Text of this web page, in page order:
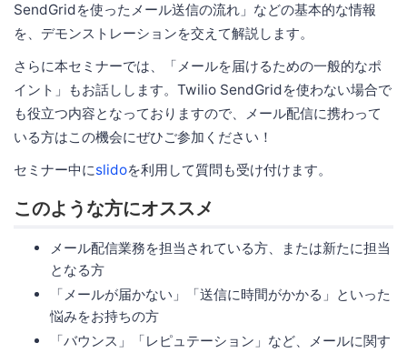
SendGridを使ったメール送信の流れ」などの基本的な情報
を、デモンストレーションを交えて解説します。
さらに本セミナーでは、「メールを届けるための一般的なポ
イント」もお話しします。Twilio SendGridを使わない場合で
も役立つ内容となっておりますので、メール配信に携わって
いる方はこの機会にぜひご参加ください！
セミナー中にslidoを利用して質問も受け付けます。
このような方にオススメ
メール配信業務を担当されている方、または新たに担当
となる方
「メールが届かない」「送信に時間がかかる」といった
悩みをお持ちの方
「バウンス」「レピュテーション」など、メールに関す